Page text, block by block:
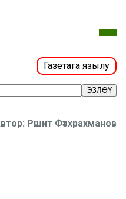
Газетага язылу
ЭЗЛӘҮ
Рәшит Фәтхрахманов